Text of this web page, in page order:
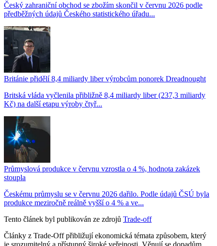
Český zahraniční obchod se zbožím skončil v červnu 2026 podle
předběžných údajů Českého statistického úřadu...
Británie přidělí 8,4 miliardy liber výrobcům ponorek Dreadnought
Britská vláda vyčlenila přibližně 8,4 miliardy liber (237,3 miliardy
Kč) na další etapu výroby čtyř...
Průmyslová produkce v červnu vzrostla o 4 %, hodnota zakázek
stoupla
Českému průmyslu se v červnu 2026 dařilo. Podle údajů ČSÚ byla
produkce meziročně reálně vyšší o 4 % a ve...
Tento článek byl publikován ze zdrojů Trade-off
Články z Trade-Off přibližují ekonomická témata způsobem, který
je srozumitelný a přístupný široké veřejnosti. Věnují se dopadům